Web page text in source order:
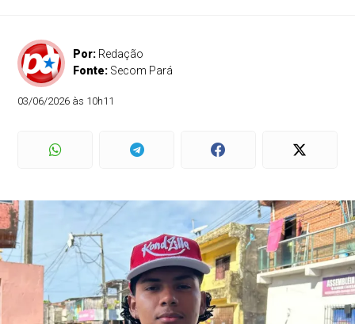
Por: Redação
Fonte: Secom Pará
03/06/2026 às 10h11